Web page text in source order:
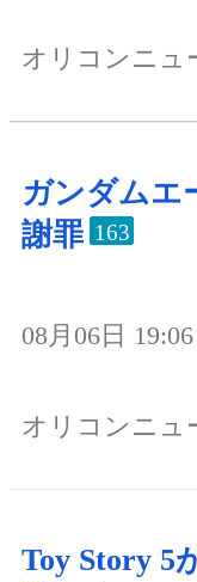
オリコンニュ
ガンダムエ
謝罪 163
08月06日 19:06
オリコンニュ
Toy Story 5